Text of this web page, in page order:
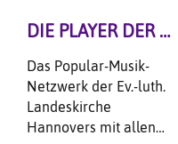
DIE PLAYER DER POPULARMUSIK
Das Popular-Musik-
Netzwerk der Ev.-luth.
Landeskirche
Hannovers mit allen